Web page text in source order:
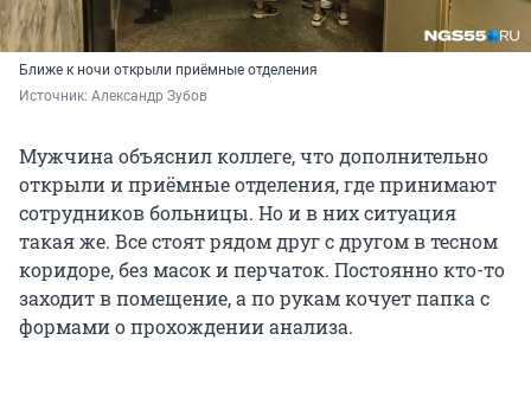
Ближе к ночи открыли приёмные отделения
Источник: Александр Зубов
Мужчина объяснил коллеге, что дополнительно
открыли и приёмные отделения, где принимают
сотрудников больницы. Но и в них ситуация
такая же. Все стоят рядом друг с другом в тесном
коридоре, без масок и перчаток. Постоянно кто-то
заходит в помещение, а по рукам кочует папка с
формами о прохождении анализа.